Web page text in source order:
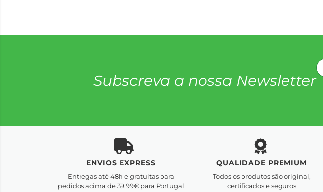
Subscreva a nossa Newsletter
ENVIOS EXPRESS
Entregas até 48h e gratuitas para
pedidos acima de 39,99€ para Portugal
QUALIDADE PREMIUM
Todos os produtos são original,
certificados e seguros